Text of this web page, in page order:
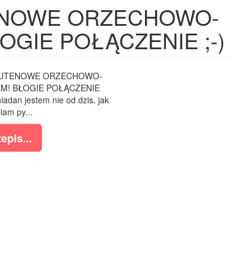
ORZECHOWO-
POŁĄCZENIE ;-)
ORZECHOWO-
BŁOGIE POŁĄCZENIE
jestem nie od dzis, jak
py...